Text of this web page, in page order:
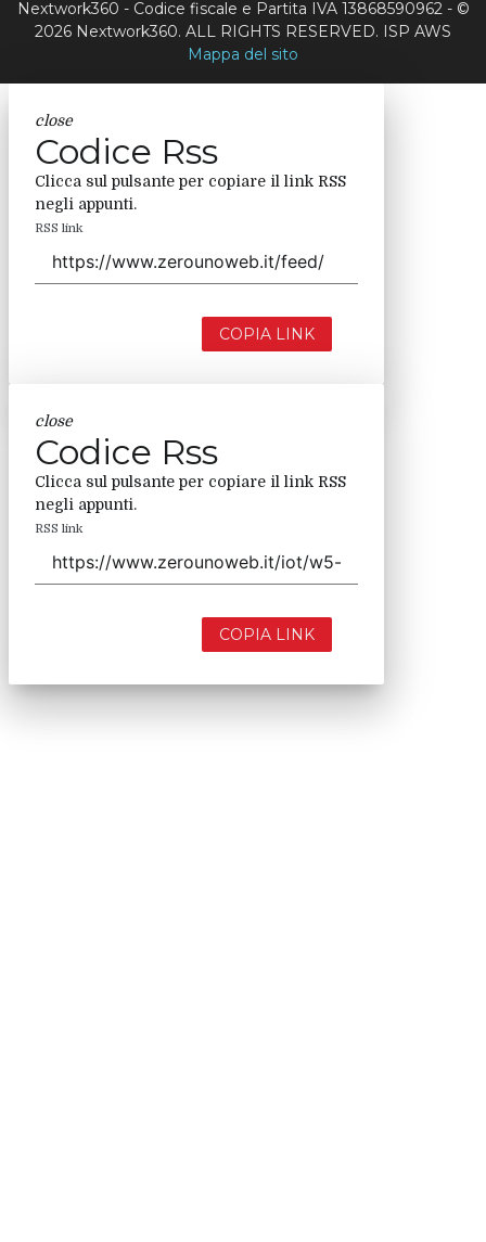
Nextwork360 - Codice fiscale e Partita IVA 13868590962 - ©
2026 Nextwork360. ALL RIGHTS RESERVED. ISP AWS
Mappa del sito
close
Codice Rss
Clicca sul pulsante per copiare il link RSS
negli appunti.
RSS link
COPIA LINK
close
Codice Rss
Clicca sul pulsante per copiare il link RSS
negli appunti.
RSS link
COPIA LINK